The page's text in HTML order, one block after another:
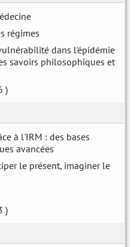
régimes
dans l'épidémie
savoirs philosophiques et
)
à l'IRM : des bases
avancées
le présent, imaginer le
)